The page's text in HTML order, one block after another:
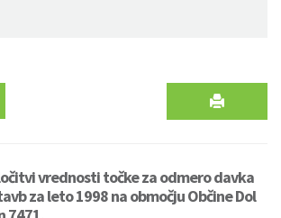
vrednosti točke za odmero davka
za leto 1998 na območju Občine Dol